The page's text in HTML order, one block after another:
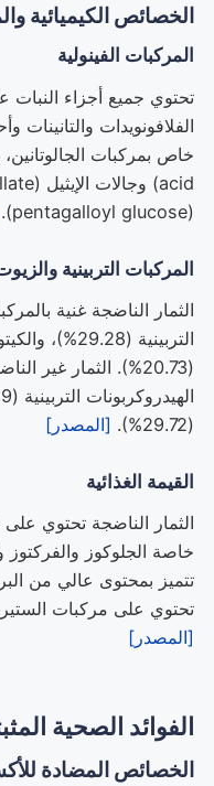
الخصائص الكيميائية
المركبات الفينولية
تحتوي جميع أجزاء
الفلافونويدات والتانينات
(pentagalloyl glucose).
المركبات التربينية
الثمار الناضجة غنية
(20.73%). الثمار
(29.72%).
[المصدر]
القيمة الغذائية
الثمار الناضجة تحتوي
خاصة الجلوكوز والفركتوز
تتميز بمحتوى عالي من
تحتوي على مركبات
[المصدر]
الفوائد الصحية
الخصائص المضادة